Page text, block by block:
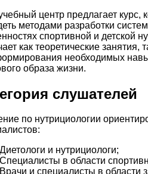
центр предлагает курс,
методами разработки
спортивной и детской
как теоретические занятия,
необходимых
образа жизни.
слушателей
по нутрициологии
и нутрициологи;
в области
и специалисты в